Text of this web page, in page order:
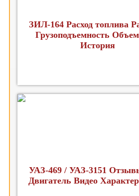
ЗИЛ-164 Расход топлива
Грузоподъемность
История
УАЗ-469 / УАЗ-3151
Двигатель Видео